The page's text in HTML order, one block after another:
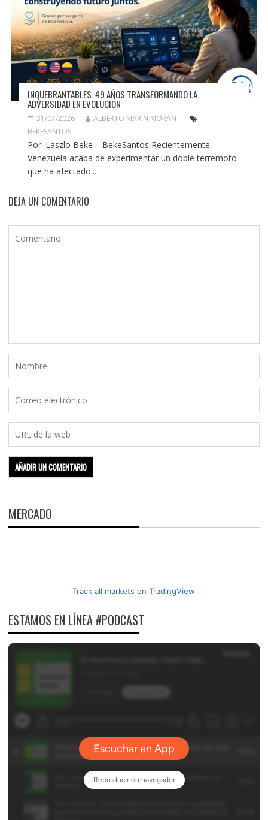
INQUEBRANTABLES: 49 AÑOS TRANSFORMANDO LA
ADVERSIDAD EN EVOLUCIÓN
31/07/2026
ALBERTO MARÍN MORÁN
BEKESANTOS
Por: Laszlo Beke – BekeSantos Recientemente,
Venezuela acaba de experimentar un doble terremoto
que ha afectado...
DEJA UN COMENTARIO
MERCADO
Track all markets on TradingView
ESTAMOS EN LÍNEA #PODCAST